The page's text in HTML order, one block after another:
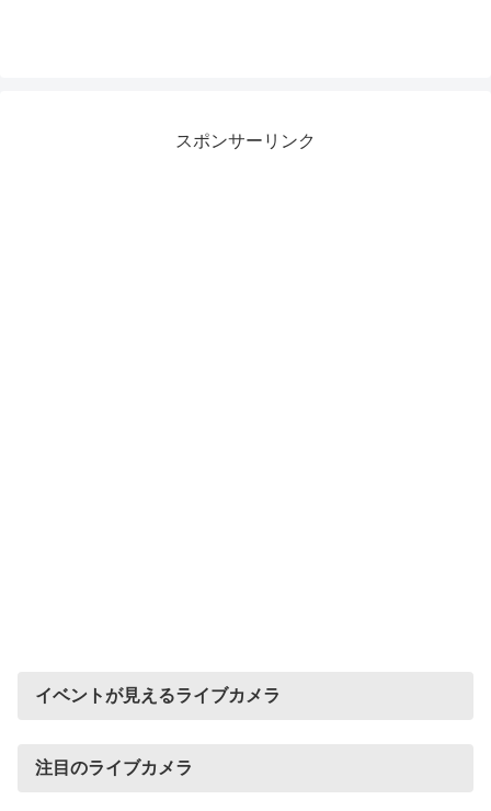
スポンサーリンク
イベントが見えるライブカメラ
注目のライブカメラ